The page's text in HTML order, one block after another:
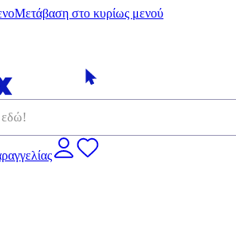
Μετάβαση στο κυρίως μενού